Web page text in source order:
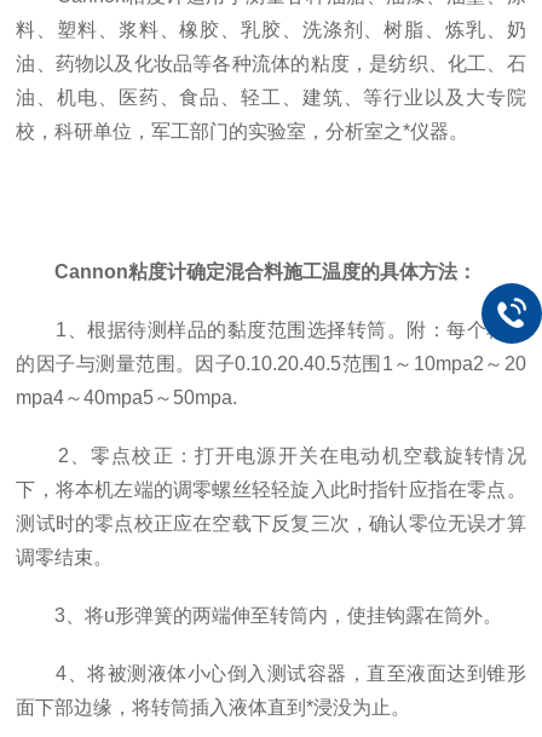
料、塑料、浆料、橡胶、乳胶、洗涤剂、树脂、炼乳、奶
油、药物以及化妆品等各种流体的粘度，是纺织、化工、石
油、机电、医药、食品、轻工、建筑、等行业以及大专院
校，科研单位，军工部门的实验室，分析室之*仪器。
Cannon粘度计确定混合料施工温度的具体方法：
1、根据待测样品的黏度范围选择转筒。附：每个转筒
的因子与测量范围。因子0.10.20.40.5范围1～10mpa2～20
mpa4～40mpa5～50mpa.
2、零点校正：打开电源开关在电动机空载旋转情况
下，将本机左端的调零螺丝轻轻旋入此时指针应指在零点。
测试时的零点校正应在空载下反复三次，确认零位无误才算
调零结束。
3、将u形弹簧的两端伸至转筒内，使挂钩露在筒外。
4、将被测液体小心倒入测试容器，直至液面达到锥形
面下部边缘，将转筒插入液体直到*浸没为止。